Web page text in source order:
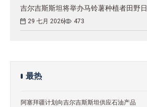
吉尔吉斯斯坦将举办马铃薯种植者田野日
29 七月 2026 473
最热
阿塞拜疆计划向吉尔吉斯斯坦供应石油产品